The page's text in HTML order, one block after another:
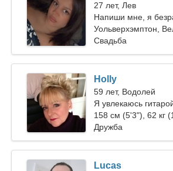
27 лет, Лев
Напиши мне, я
Уольверхэмптон,
Свадьба
Holly
59 лет, Водолей
Я увлекаюсь
158 см (5'3"), 62 кг
Дружба
Lucas